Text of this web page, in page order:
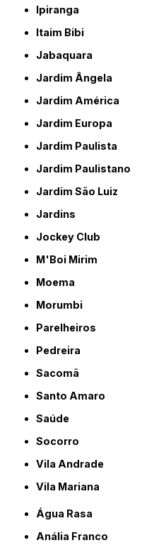
Ipiranga
Itaim Bibi
Jabaquara
Jardim Ângela
Jardim América
Jardim Europa
Jardim Paulista
Jardim Paulistano
Jardim São Luiz
Jardins
Jockey Club
M'Boi Mirim
Moema
Morumbi
Parelheiros
Pedreira
Sacomã
Santo Amaro
Saúde
Socorro
Vila Andrade
Vila Mariana
Água Rasa
Anália Franco